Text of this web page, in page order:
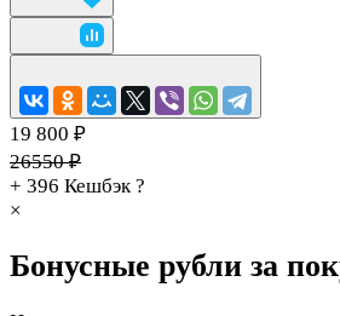
19 800 ₽
26550 ₽
+ 396 Кешбэк ?
×
Бонусные рубли за